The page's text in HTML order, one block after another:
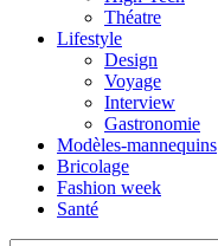
Théatre
Lifestyle
Design
Voyage
Interview
Gastronomie
Modèles-mannequins
Bricolage
Fashion week
Santé